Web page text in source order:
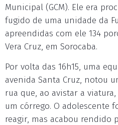
Municipal (GCM). Ele era
fugido de uma unidade da
apreendidas com ele 134
Vera Cruz, em Sorocaba.
Por volta das 16h15, uma
avenida Santa Cruz, notou
rua que, ao avistar a
um córrego. O adolescente
reagir, mas acabou rendido